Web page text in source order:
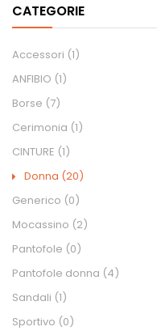
CATEGORIE
Accessori (1)
ANFIBIO (1)
Borse (7)
Cerimonia (1)
CINTURE (1)
Donna (20)
Generico (0)
Mocassino (2)
Pantofole (0)
Pantofole donna (4)
Sandali (1)
Sportivo (0)